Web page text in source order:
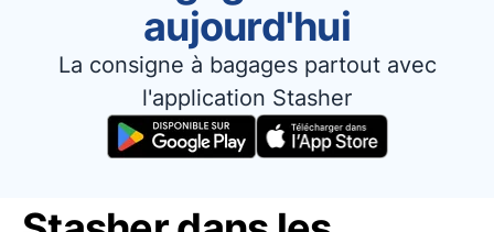
aujourd'hui
La consigne à bagages partout avec
l'application Stasher